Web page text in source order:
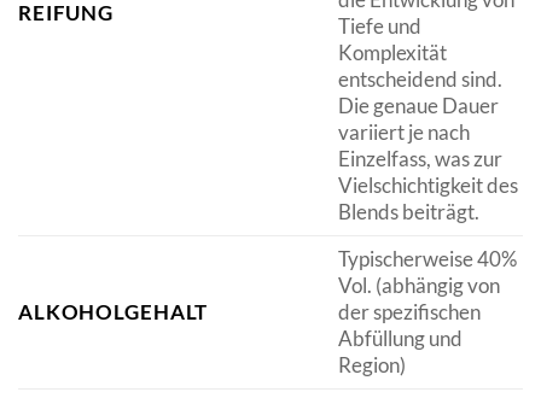
REIFUNG
Tiefe und
Komplexität
entscheidend sind.
Die genaue Dauer
variiert je nach
Einzelfass, was zur
Vielschichtigkeit des
Blends beiträgt.
ALKOHOLGEHALT
Typischerweise 40%
Vol. (abhängig von
der spezifischen
Abfüllung und
Region)